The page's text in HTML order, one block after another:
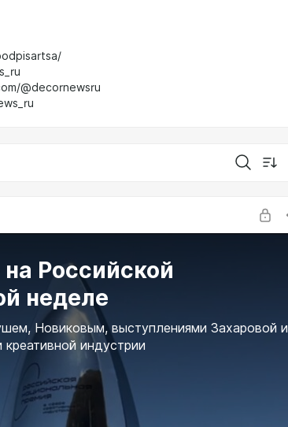
@decornewsru
Российской
неделе
Новиковым, выступлениями Захаровой и
индустрии